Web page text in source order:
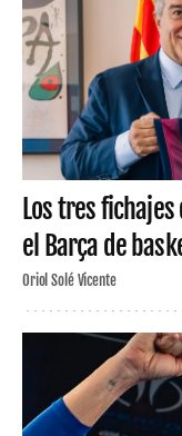
Los tres
el Barça de
Oriol Solé Vicente